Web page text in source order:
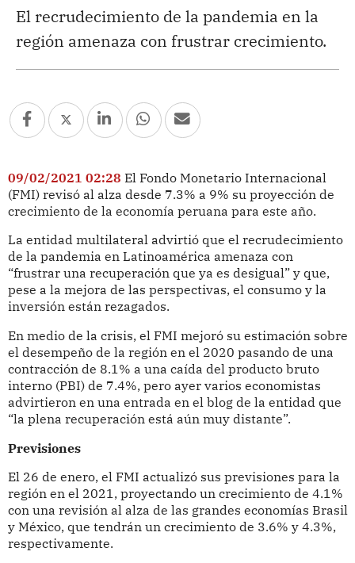
El recrudecimiento de la pandemia en la
región amenaza con frustrar crecimiento.
09/02/2021 02:28 El Fondo Monetario Internacional
(FMI) revisó al alza desde 7.3% a 9% su proyección de
crecimiento de la economía peruana para este año.
La entidad multilateral advirtió que el recrudecimiento
de la pandemia en Latinoamérica amenaza con
“frustrar una recuperación que ya es desigual” y que,
pese a la mejora de las perspectivas, el consumo y la
inversión están rezagados.
En medio de la crisis, el FMI mejoró su estimación sobre
el desempeño de la región en el 2020 pasando de una
contracción de 8.1% a una caída del producto bruto
interno (PBI) de 7.4%, pero ayer varios economistas
advirtieron en una entrada en el blog de la entidad que
“la plena recuperación está aún muy distante”.
Previsiones
El 26 de enero, el FMI actualizó sus previsiones para la
región en el 2021, proyectando un crecimiento de 4.1%
con una revisión al alza de las grandes economías Brasil
y México, que tendrán un crecimiento de 3.6% y 4.3%,
respectivamente.